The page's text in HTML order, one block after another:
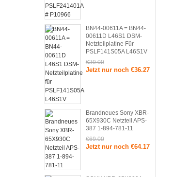
BN44-00611A = BN44-
00611D L46S1 DSM-
Netzteilplatine Für
PSLF141S05A L46S1V
€39.00
Jetzt nur noch €36.27
Brandneues Sony XBR-
65X930C Netzteil APS-
387 1-894-781-11
€69.00
Jetzt nur noch €64.17